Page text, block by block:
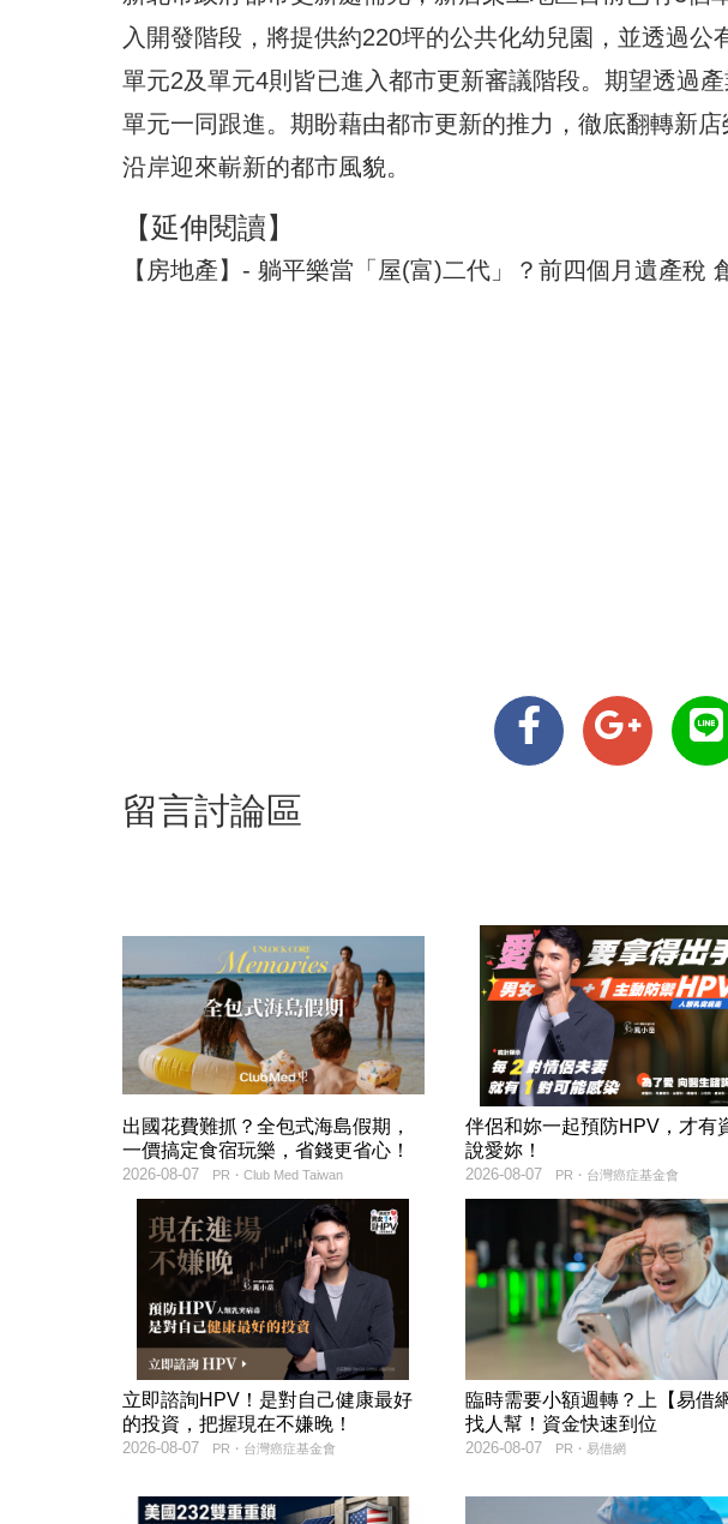
入開發階段，將提供約220坪的公共化幼兒園，並透過公
單元2及單元4則皆已進入都市更新審議階段。期望透過
單元一同跟進。期盼藉由都市更新的推力，徹底翻轉新
沿岸迎來嶄新的都市風貌。
【延伸閱讀】
【房地產】- 躺平樂當「屋(富)二代」？前四個月遺產稅
留言討論區
出國花費難抓？全包式海島假期，
一價搞定食宿玩樂，省錢更省心！
PR・Club Med Taiwan
2026-08-07
伴侶和妳一起預防HPV，才有
說愛妳！
PR・台灣癌症基金會
2026-08-07
立即諮詢HPV！是對自己健康最好
的投資，把握現在不嫌晚！
PR・台灣癌症基金會
2026-08-07
臨時需要小額週轉？上【易借
找人幫！資金快速到位
PR・易借網
2026-08-07